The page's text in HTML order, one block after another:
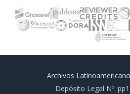
Archivos
Depósito Legal Nº: